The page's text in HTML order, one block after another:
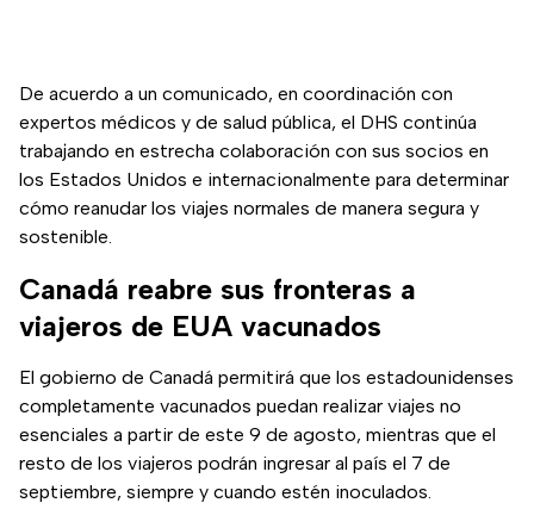
De acuerdo a un comunicado, en coordinación con
expertos médicos y de salud pública, el DHS continúa
trabajando en estrecha colaboración con sus socios en
los Estados Unidos e internacionalmente para determinar
cómo reanudar los viajes normales de manera segura y
sostenible.
Canadá reabre sus fronteras a
viajeros de EUA vacunados
El gobierno de Canadá permitirá que los estadounidenses
completamente vacunados puedan realizar viajes no
esenciales a partir de este 9 de agosto, mientras que el
resto de los viajeros podrán ingresar al país el 7 de
septiembre, siempre y cuando estén inoculados.